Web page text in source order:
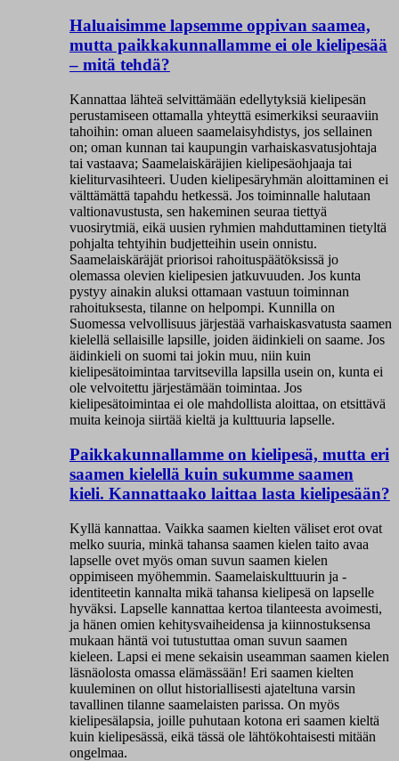
Haluaisimme lapsemme oppivan saamea,
mutta paikkakunnallamme ei ole kielipesää
– mitä tehdä?
Kannattaa lähteä selvittämään edellytyksiä kielipesän
perustamiseen ottamalla yhteyttä esimerkiksi seuraaviin
tahoihin: oman alueen saamelaisyhdistys, jos sellainen
on; oman kunnan tai kaupungin varhaiskasvatusjohtaja
tai vastaava; Saamelaiskäräjien kielipesäohjaaja tai
kieliturvasihteeri. Uuden kielipesäryhmän aloittaminen ei
välttämättä tapahdu hetkessä. Jos toiminnalle halutaan
valtionavustusta, sen hakeminen seuraa tiettyä
vuosirytmiä, eikä uusien ryhmien mahduttaminen tietyltä
pohjalta tehtyihin budjetteihin usein onnistu.
Saamelaiskäräjät priorisoi rahoituspäätöksissä jo
olemassa olevien kielipesien jatkuvuuden. Jos kunta
pystyy ainakin aluksi ottamaan vastuun toiminnan
rahoituksesta, tilanne on helpompi. Kunnilla on
Suomessa velvollisuus järjestää varhaiskasvatusta saamen
kielellä sellaisille lapsille, joiden äidinkieli on saame. Jos
äidinkieli on suomi tai jokin muu, niin kuin
kielipesätoimintaa tarvitsevilla lapsilla usein on, kunta ei
ole velvoitettu järjestämään toimintaa. Jos
kielipesätoimintaa ei ole mahdollista aloittaa, on etsittävä
muita keinoja siirtää kieltä ja kulttuuria lapselle.
Paikkakunnallamme on kielipesä, mutta eri
saamen kielellä kuin sukumme saamen
kieli. Kannattaako laittaa lasta kielipesään?
Kyllä kannattaa. Vaikka saamen kielten väliset erot ovat
melko suuria, minkä tahansa saamen kielen taito avaa
lapselle ovet myös oman suvun saamen kielen
oppimiseen myöhemmin. Saamelaiskulttuurin ja -
identiteetin kannalta mikä tahansa kielipesä on lapselle
hyväksi. Lapselle kannattaa kertoa tilanteesta avoimesti,
ja hänen omien kehitysvaiheidensa ja kiinnostuksensa
mukaan häntä voi tutustuttaa oman suvun saamen
kieleen. Lapsi ei mene sekaisin useamman saamen kielen
läsnäolosta omassa elämässään! Eri saamen kielten
kuuleminen on ollut historiallisesti ajateltuna varsin
tavallinen tilanne saamelaisten parissa. On myös
kielipesälapsia, joille puhutaan kotona eri saamen kieltä
kuin kielipesässä, eikä tässä ole lähtökohtaisesti mitään
ongelmaa.